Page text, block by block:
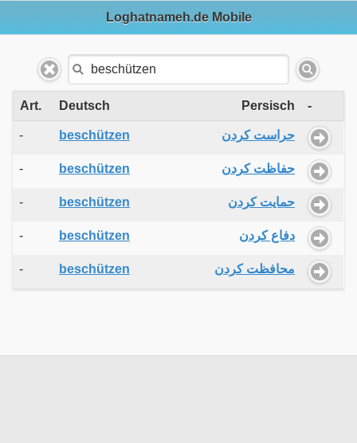
Loghatnameh.de Mobile
Art. Deutsch Persisch -
- beschützen حراست کردن
- beschützen حفاظت کردن
- beschützen حمایت کردن
- beschützen دفاع کردن
- beschützen محافظت کردن